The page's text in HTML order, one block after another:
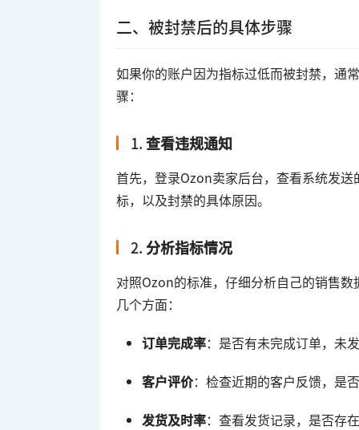
二、被封禁后的具体步骤
如果你的账户因为指标过低而被封禁，通
骤：
1.查看违规通知
首先，登录Ozon卖家后台，查看系统发
标，以及封禁的具体原因。
2.分析指标情况
对照Ozon的标准，仔细分析自己的销售
几个方面：
订单完成率：是否有未完成订单，未
客户评价：检查近期的客户反馈，是
发货及时率：查看发货记录，是否存